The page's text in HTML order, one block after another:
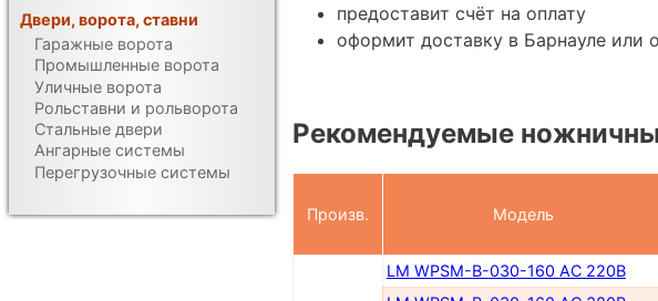
предоставит счёт на оплату
оформит доставку в Барнауле или
Рекомендуемые
Произв. Модель
LM WPSM-B-030-160 AC 220В
Двери, ворота, ставни
Гаражные ворота
Промышленные ворота
Уличные ворота
Рольставни и рольворота
Стальные двери
Ангарные системы
Перегрузочные системы